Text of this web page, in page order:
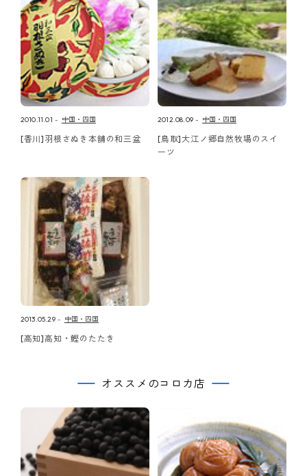
2010.11.01 中国・四国
[香川]羽根さぬき本舗の和三盆
2012.08.09 中国・四国
[鳥取]大江ノ郷自然牧場のスイ
ーツ
2013.05.29 中国・四国
[高知]高知・鰹のたたき
オススメのコロカ店